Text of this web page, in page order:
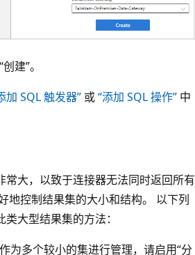
建”。
加 SQL 触发器” 或“添加 SQL 操作” 中
常大，以致于连接器无法同时返回所有
地控制结果集的大小和结构。 以下列
大型结果集的方法：
为多个较小的集进行管理，请启用“分